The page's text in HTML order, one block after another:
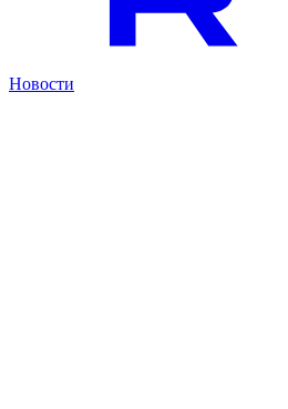
Новости